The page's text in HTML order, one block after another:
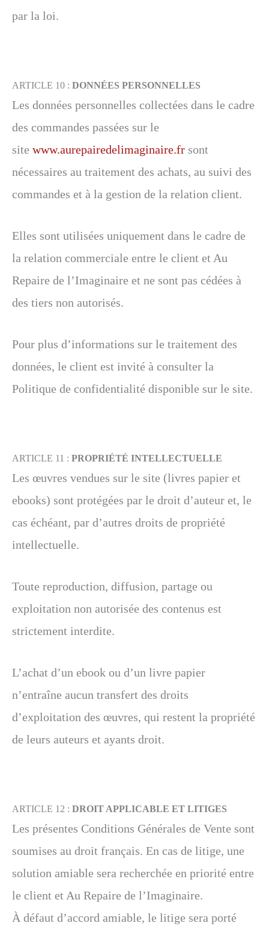
par la loi.
ARTICLE 10 : DONNÉES PERSONNELLES
Les données personnelles collectées dans le cadre
des commandes passées sur le
site www.aurepairedelimaginaire.fr sont
nécessaires au traitement des achats, au suivi des
commandes et à la gestion de la relation client.
Elles sont utilisées uniquement dans le cadre de
la relation commerciale entre le client et Au
Repaire de l’Imaginaire et ne sont pas cédées à
des tiers non autorisés.
Pour plus d’informations sur le traitement des
données, le client est invité à consulter la
Politique de confidentialité disponible sur le site.
ARTICLE 11 : PROPRIÉTÉ INTELLECTUELLE
Les œuvres vendues sur le site (livres papier et
ebooks) sont protégées par le droit d’auteur et, le
cas échéant, par d’autres droits de propriété
intellectuelle.
Toute reproduction, diffusion, partage ou
exploitation non autorisée des contenus est
strictement interdite.
L’achat d’un ebook ou d’un livre papier
n’entraîne aucun transfert des droits
d’exploitation des œuvres, qui restent la propriété
de leurs auteurs et ayants droit.
ARTICLE 12 : DROIT APPLICABLE ET LITIGES
Les présentes Conditions Générales de Vente sont
soumises au droit français. En cas de litige, une
solution amiable sera recherchée en priorité entre
le client et Au Repaire de l’Imaginaire.
À défaut d’accord amiable, le litige sera porté